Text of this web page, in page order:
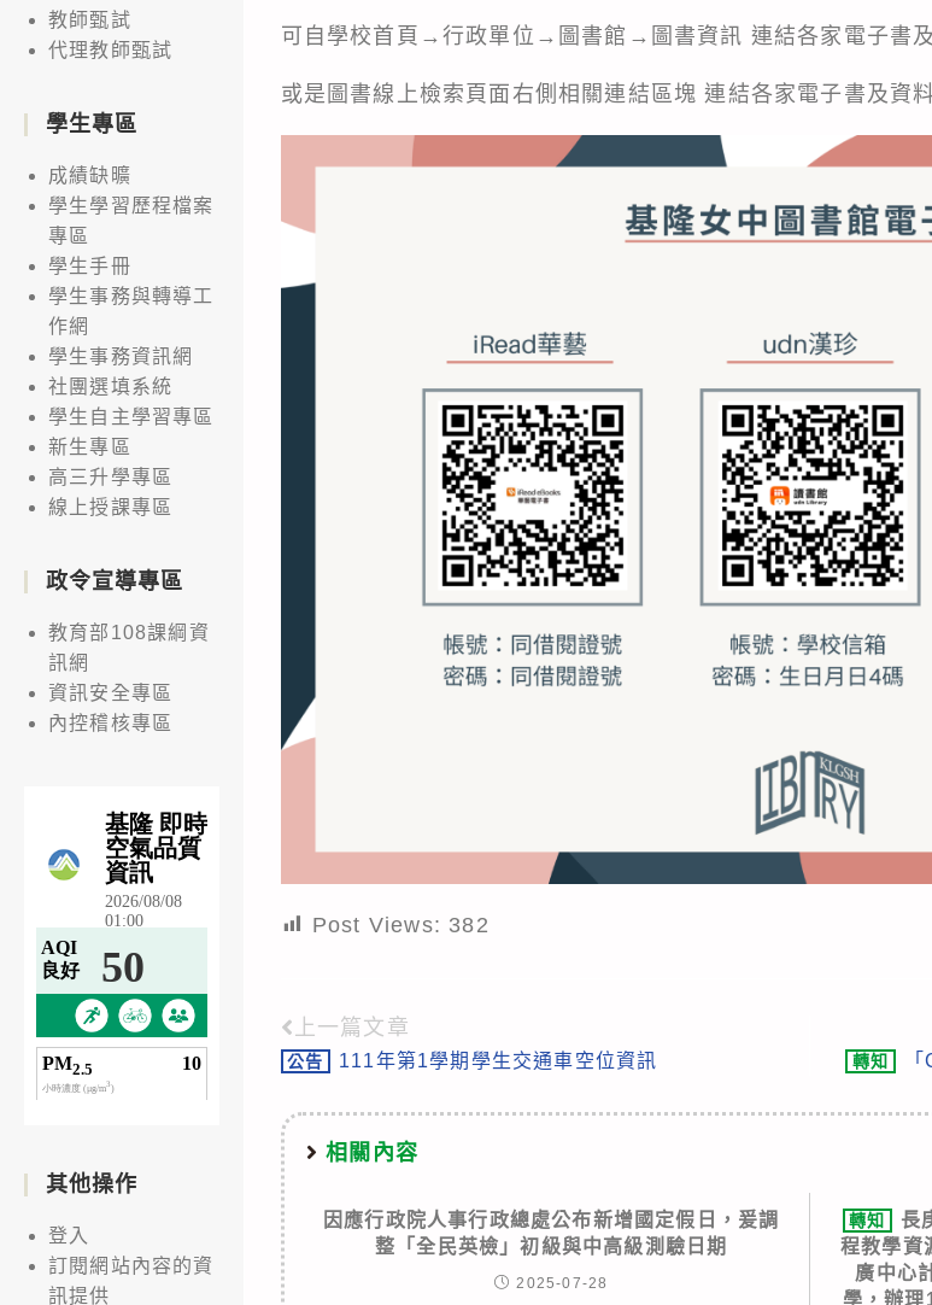
可自學校首頁→行政單位→圖書館→ 圖書資訊 連結各家電子書
或是 圖書線上檢索 頁面右側相關連結區塊 連結各家電子書及資
Post Views: 382
Read
more
articles
上一篇文章
公告 111年第1學期學生交通車空位資訊 轉知
相關內容
因應行政院人事行政總處公布新增國定假日，爰調
整「全民英檢」初級與中高級測驗日期
2025-07-28
轉知
長
程教學資
廣中心
學，辦理
教師甄試
代理教師甄試
學生專區
成績缺曠
學生學習歷程檔案
專區
學生手冊
學生事務與轉導工
作網
學生事務資訊網
社團選填系統
學生自主學習專區
新生專區
高三升學專區
線上授課專區
政令宣導專區
教育部108課綱資
訊網
資訊安全專區
內控稽核專區
其他操作
登入
訂閱網站內容的資
訊提供